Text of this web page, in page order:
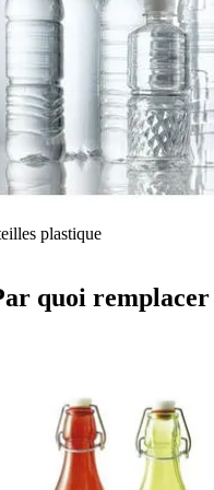
plastique
quoi remplacer